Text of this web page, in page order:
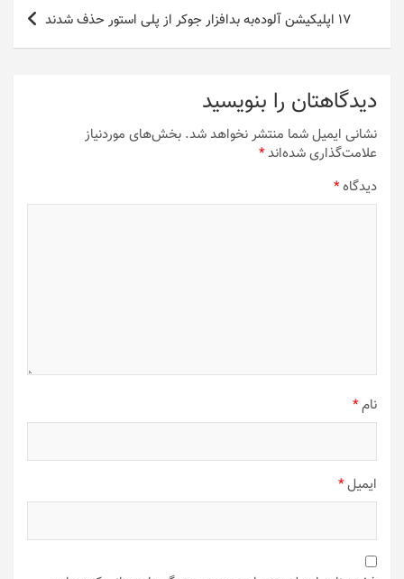
۱۷ اپلیکیشن آلوده‌به بدافزار جوکر از پلی استور حذف شدند
دیدگاهتان را بنویسید
نشانی ایمیل شما منتشر نخواهد شد. بخش‌های موردنیاز
علامت‌گذاری شده‌اند*
دیدگاه*
نام*
ایمیل*